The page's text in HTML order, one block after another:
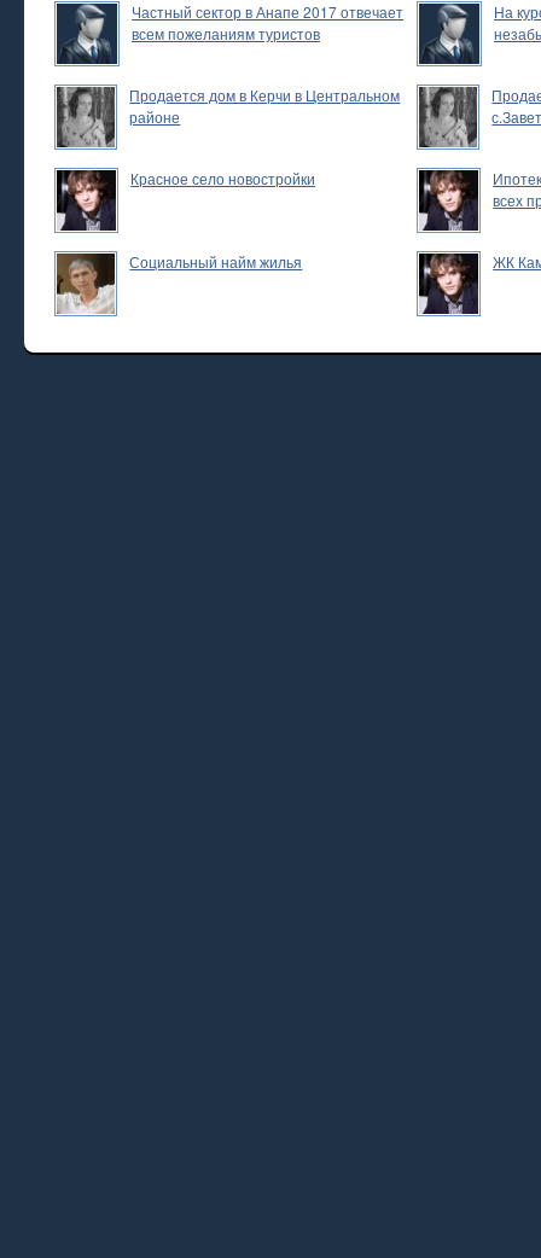
Частный сектор в Анапе 2017 отвечает
всем пожеланиям туристов
На
Продается дом в Керчи в Центральном
районе
Красное село новостройки
всех
Социальный найм жилья ЖК